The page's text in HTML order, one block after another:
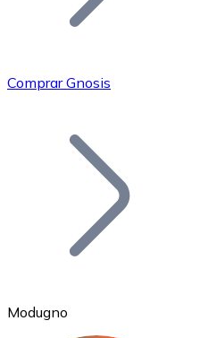
Bitcoin
Comprar Gnosis
Modugno